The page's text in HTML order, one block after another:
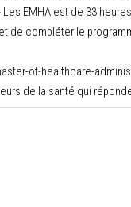
Les EMHA est de 33
de compléter le
of-healthcare-
de la santé qui